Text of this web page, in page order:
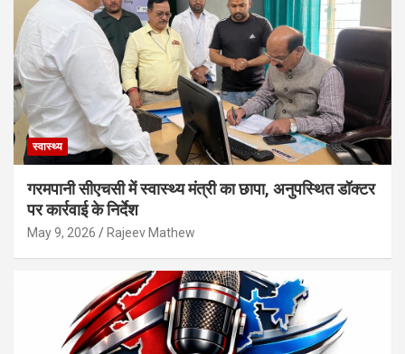
स्वास्थ्य
गरमपानी सीएचसी में स्वास्थ्य मंत्री का छापा, अनुपस्थित डॉक्टर
पर कार्रवाई के निर्देश
May 9, 2026 Rajeev Mathew